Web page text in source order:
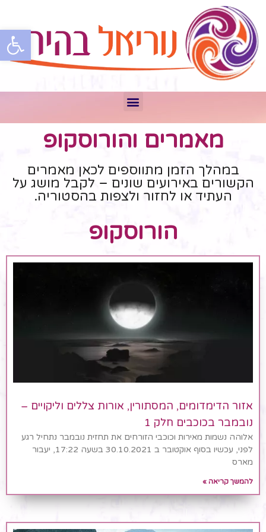
פתח
מאמרים והורוסקופ
במהלך הזמן מתווספים לכאן מאמרים
הקשורים באירועים שונים – לקבל מושג על
העתיד או לחזור ולצפות בהסטוריה.
הורוסקופ
אזור הדימדומים, המסתורין, אורות צללים וליקויים –
נובמבר בכוכבים חלק 1
אלוהה נשמות מאירות וכוכבי הזורחים את תחזית נובמבר נתחיל רגע
לפני, עכשיו בסוף אוקטובר ב 30.10.2021 בשעה 17:22, יעבור
מארס
להמשך קריאה »